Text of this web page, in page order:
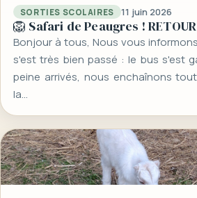
SORTIES SCOLAIRES 11 juin 2026
🦁 Safari de Peaugres ! RETOUR
Bonjour à tous, Nous vous
s'est très bien passé : le bus s'est
peine arrivés, nous enchaînons
la…